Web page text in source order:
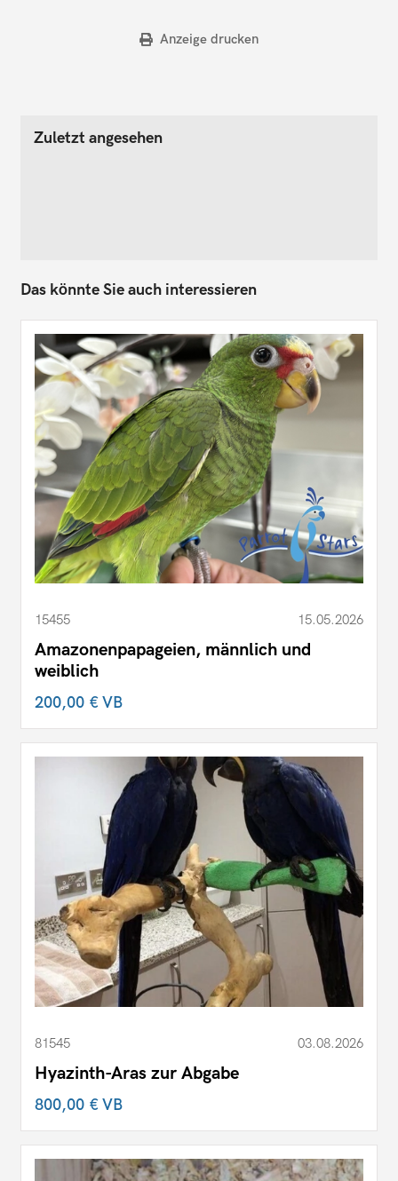
Anzeige drucken
Zuletzt angesehen
Das könnte Sie auch interessieren
15455 15.05.2026
Amazonenpapageien, männlich und
weiblich
200,00 €VB
81545 03.08.2026
Hyazinth-Aras zur Abgabe
800,00 €VB